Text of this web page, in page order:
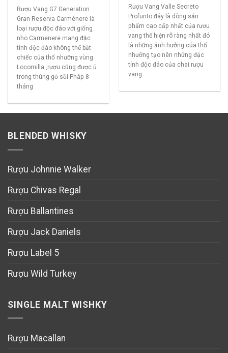
Rượu Vang G7 Generation
Gran Reserva Carménere là
loại rượu độc đáo với giống
nho Carmenere mang đặc
tính độc đáo không thể bắt
chiếc của thổ nhưỡng vùng
Locomilla ,rượu cũng được ủ
trong thùng gỗ sồi Pháp 8
tháng
Rượu Vang Valle Secreto
Profunto đây là dòng sản
phẩm cao cấp nhất của rươu
vang thể hiện rõ ràng nhất đó
là những ảnh hưởng của thổ
nhưỡng tạo nên những đặc
tính độc đáo của chai rượu
vang
BLENDED WHISKY
Rượu Johnnie Walker
Rượu Chivas Regal
Rượu Ballantines
Rượu Jack Daniels
Rượu Label 5
Rượu Wild Turkey
SINGLE MALT WISHKY
Rượu Macallan